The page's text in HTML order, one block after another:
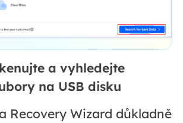
a vyhledejte
na USB disku
Recovery Wizard důkladně